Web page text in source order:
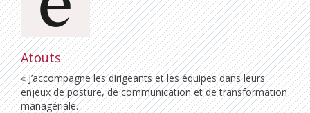
Atouts
« J’accompagne les dirigeants et les équipes dans leurs
enjeux de posture, de communication et de transformation
managériale.